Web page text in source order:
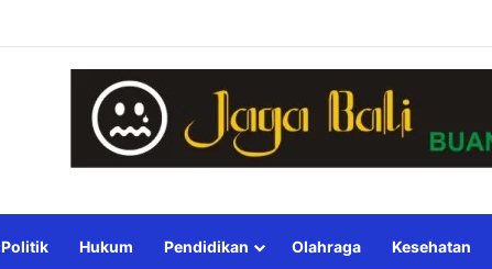
Politik Hukum Pendidikan Olahraga Kesehatan